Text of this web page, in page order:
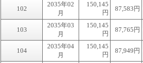
102
2035年02
月
150,145
円
87,583円
103
2035年03
月
150,145
円
87,765円
104
2035年04
月
150,145
円
87,949円